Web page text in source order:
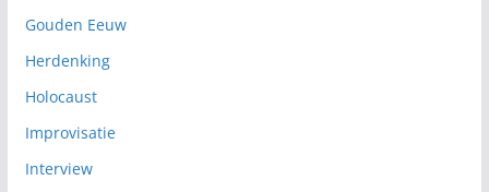
Gouden Eeuw
Herdenking
Holocaust
Improvisatie
Interview